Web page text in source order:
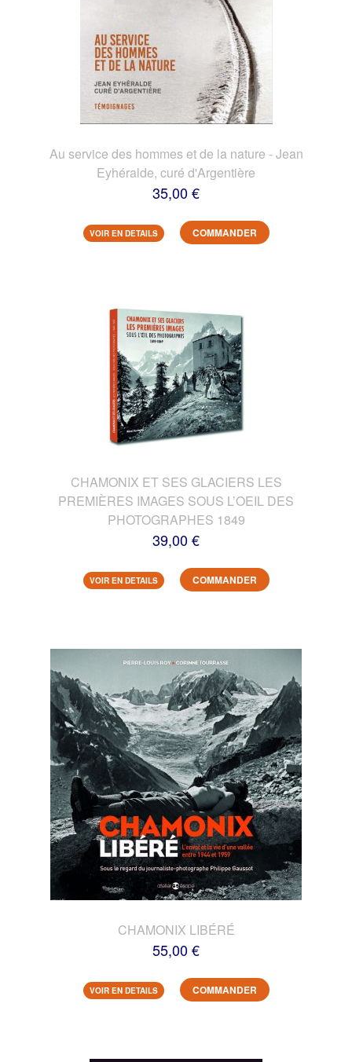
Au service des hommes et de la nature - Jean
Eyhéralde, curé d'Argentière
35,00 €
VOIR EN DETAILS COMMANDER
CHAMONIX ET SES GLACIERS LES
PREMIÈRES IMAGES SOUS L’OEIL DES
PHOTOGRAPHES 1849
39,00 €
VOIR EN DETAILS COMMANDER
CHAMONIX LIBÉRÉ
55,00 €
VOIR EN DETAILS COMMANDER